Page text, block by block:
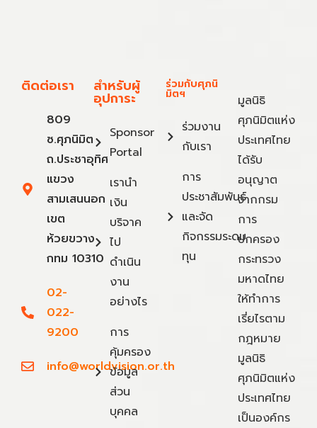
ติดต่อเรา
809
ซ.ศุภนิมิต
ถ.ประชาอุทิศ
แขวง
สามเสนนอก
เขต
ห้วยขวาง
กทม 10310
02-
022-
9200
info@worldvision.or.th
สำหรับผู้
อุปการะ
Sponsor
Portal
เรานำ
เงิน
บริจาค
ไป
ดำเนิน
งาน
อย่างไร
การ
คุ้มครอง
ข้อมูล
ส่วน
บุคคล
ร่วมกับศุภนิ
มิตฯ
ร่วมงาน
กับเรา
การ
ประชาสัมพันธ์
และจัด
กิจกรรมระดม
ทุน
มูลนิธิ
ศุภนิมิตแห่ง
ประเทศไทย
ได้รับ
อนุญาต
จากกรม
การ
ปกครอง
กระทรวง
มหาดไทย
ให้ทำการ
เรี่ยไรตาม
กฎหมาย
มูลนิธิ
ศุภนิมิตแห่ง
ประเทศไทย
เป็นองค์กร